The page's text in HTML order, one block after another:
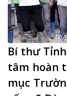
Bí thư
tâm hoàn
mục